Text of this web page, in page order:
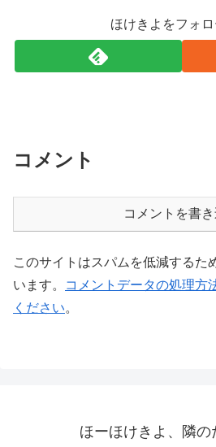
ほけきよをフォ
コメント
コメントを書
このサイトはスパムを低減するた
います。
コメントデータの処理方
ください。
ほーほけきよ、隣の